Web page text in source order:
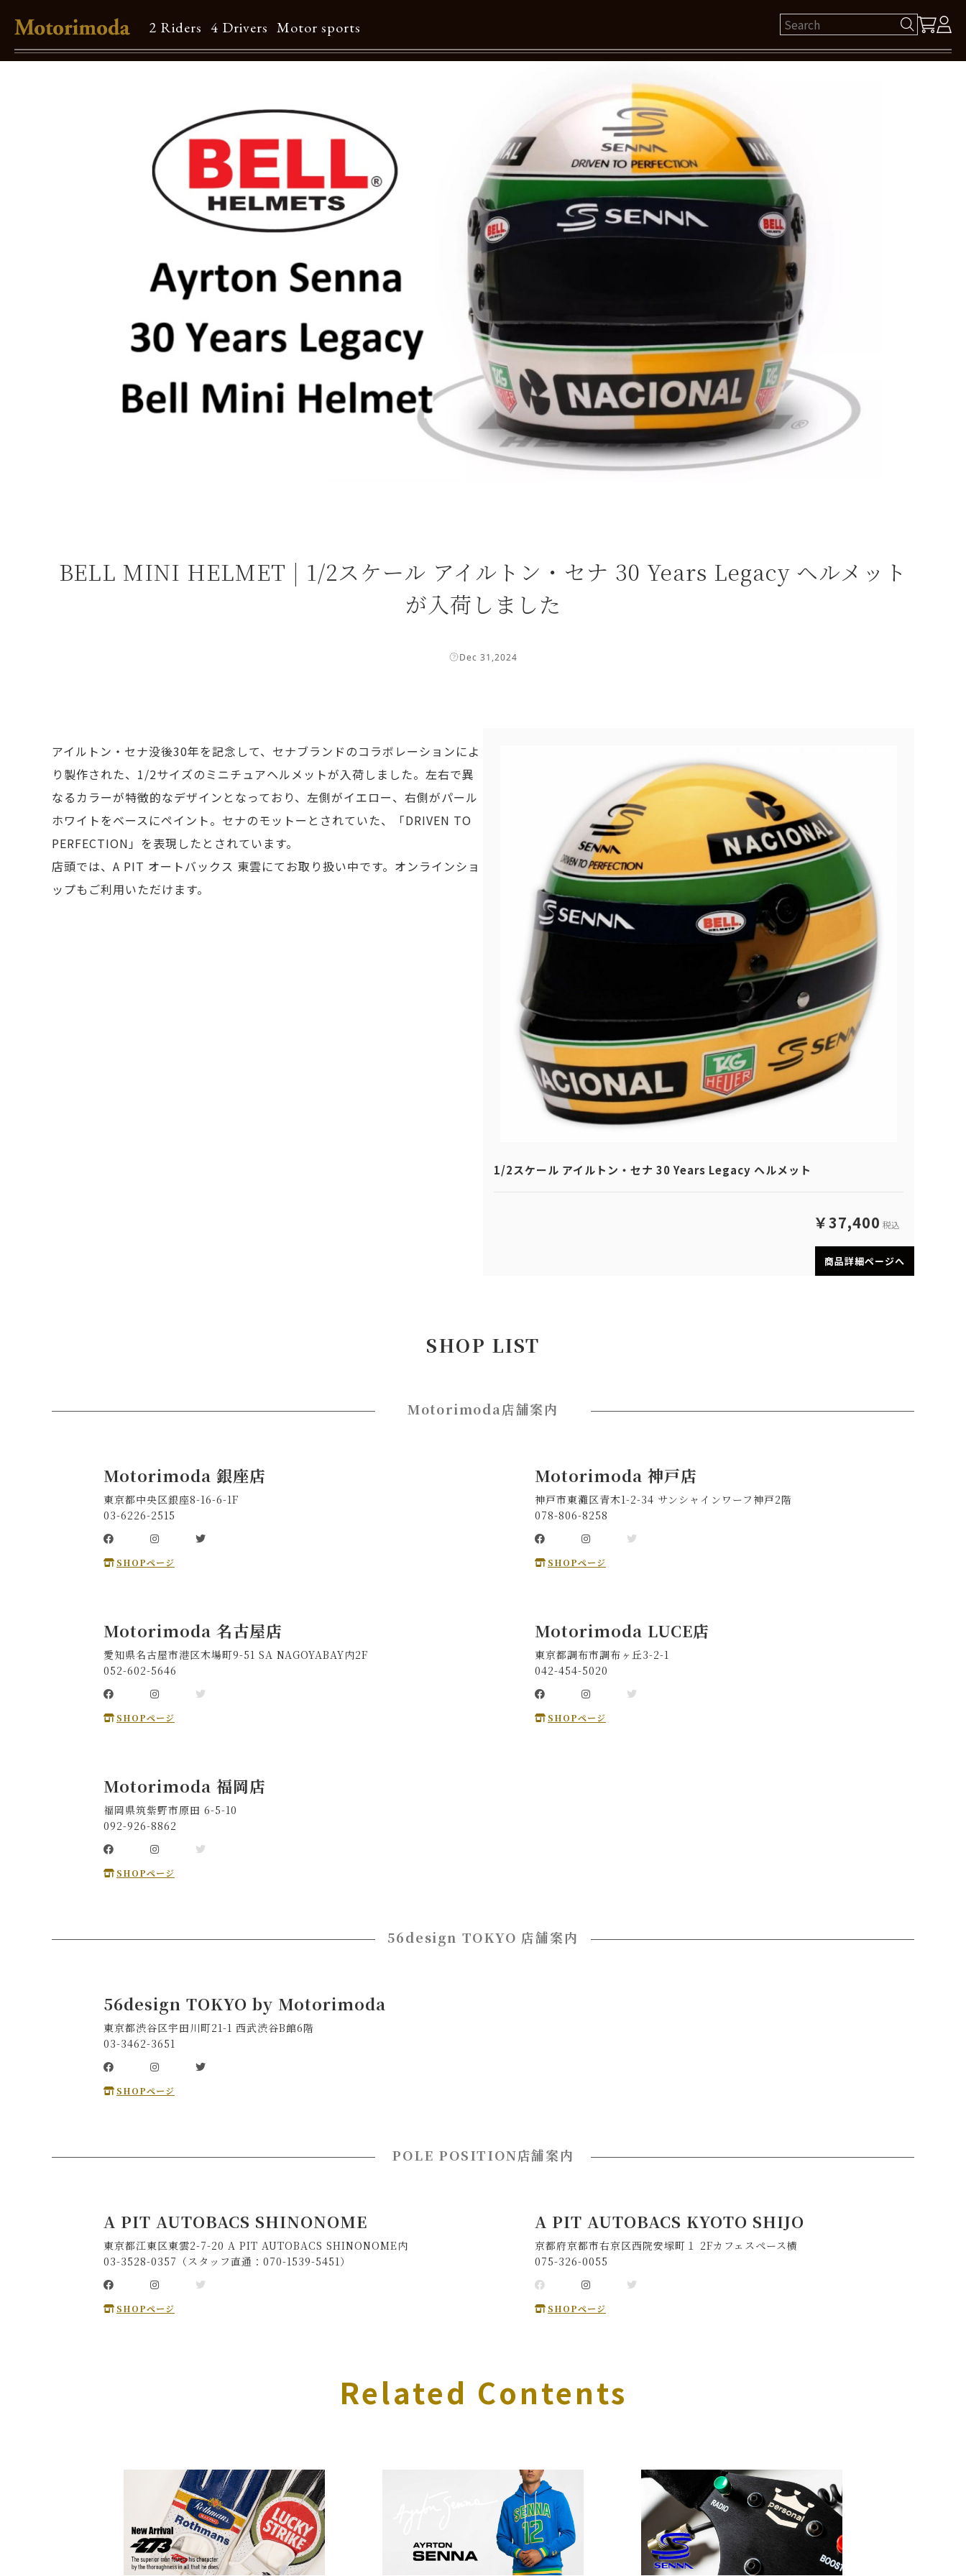
2 Riders 4 Drivers Motor sports
Information一覧
メルマガ購読
カタログダウンロード
リクルート
BELL MINI HELMET | 1/2スケール アイルトン・セナ 30 Years Legacy ヘルメット
が入荷しました
Dec 31,2024
アイルトン・セナ没後30年を記念して、セナブランドのコラボレーションによ
り製作された、1/2サイズのミニチュアヘルメットが入荷しました。左右で異
なるカラーが特徴的なデザインとなっており、左側がイエロー、右側がパール
ホワイトをベースにペイント。セナのモットーとされていた、「DRIVEN TO
PERFECTION」を表現したとされています。
店頭では、A PIT オートバックス 東雲にてお取り扱い中です。オンラインショ
ップもご利用いただけます。
1/2スケール アイルトン・セナ 30 Years Legacy ヘルメット
￥37,400 税込
商品詳細ページへ
SHOP LIST
Motorimoda店舗案内
Motorimoda 銀座店
東京都中央区銀座8-16-6-1F
03-6226-2515
SHOPページ
Motorimoda 神戸店
神戸市東灘区青木1-2-34 サンシャインワーフ神戸2階
078-806-8258
SHOPページ
Motorimoda 名古屋店
愛知県名古屋市港区木場町9-51 SA NAGOYABAY内2F
052-602-5646
SHOPページ
Motorimoda LUCE店
東京都調布市調布ヶ丘3-2-1
042-454-5020
SHOPページ
Motorimoda 福岡店
福岡県筑紫野市原田 6-5-10
092-926-8862
SHOPページ
56design TOKYO 店舗案内
56design TOKYO by Motorimoda
東京都渋谷区宇田川町21-1 西武渋谷B館6階
03-3462-3651
SHOPページ
POLE POSITION店舗案内
A PIT AUTOBACS SHINONOME
東京都江東区東雲2-7-20 A PIT AUTOBACS SHINONOME内
03-3528-0357（スタッフ直通：070-1539-5451）
SHOPページ
A PIT AUTOBACS KYOTO SHIJO
京都府京都市右京区西院安塚町１ 2Fカフェスペース横
075-326-0055
SHOPページ
Related Contents